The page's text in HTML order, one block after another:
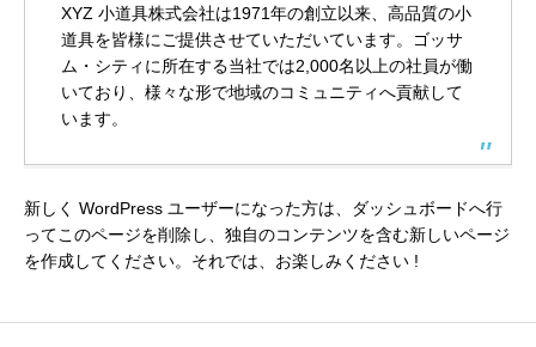
XYZ 小道具株式会社は1971年の創立以来、高品質の小
道具を皆様にご提供させていただいています。ゴッサ
ム・シティに所在する当社では2,000名以上の社員が働
いており、様々な形で地域のコミュニティへ貢献して
います。
新しく WordPress ユーザーになった方は、 ダッシュボードへ行
ってこのページを削除し、独自のコンテンツを含む新しいページ
を作成してください。それでは、お楽しみください !